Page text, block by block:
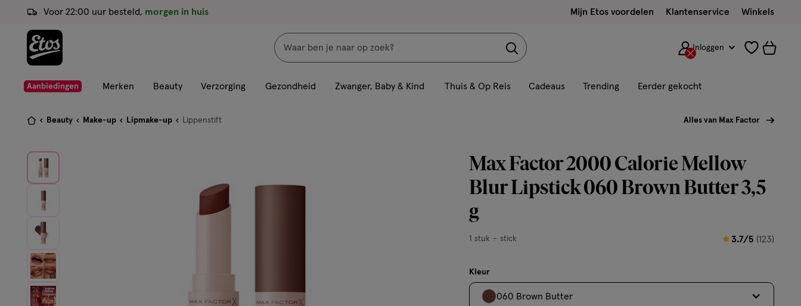
ga
de
hoofd
ga
de
naar
footer
Voor 22:00 uur besteld, morgen in huis Mijn Etos voordelen Klantenservice Winkels
Zoeken
met
Inloggen
Aanbiedingen Merken Beauty Verzorging Gezondheid Zwanger, Baby & Kind Thuis & Op Reis Cadeaus Trending Eerder gekocht
Je
hier:
Beauty Make-up Lipmake-up Lippenstift Alles van Max Factor
Max Factor 2000 Calorie Mellow
Blur Lipstick 060 Brown Butter 3,5
g
1
stick
1 stuk stick 3.7/5 (123)
3.7
sterren
Kleur
060 Brown Butter